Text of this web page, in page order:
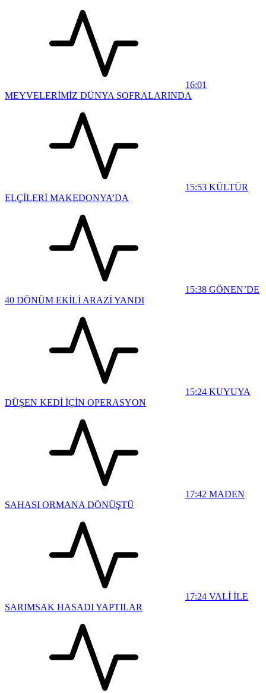
16:01
MEYVELERİMİZ DÜNYA SOFRALARINDA
15:53 KÜLTÜR
ELÇİLERİ MAKEDONYA’DA
15:38 GÖNEN’DE
40 DÖNÜM EKİLİ ARAZİ YANDI
15:24 KUYUYA
DÜŞEN KEDİ İÇİN OPERASYON
17:42 MADEN
SAHASI ORMANA DÖNÜŞTÜ
17:24 VALİ İLE
SARIMSAK HASADI YAPTILAR